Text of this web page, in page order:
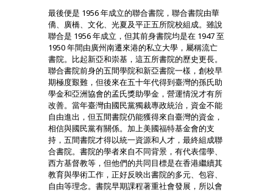
最後便是 1956 年成立的聯合書院，聯合書院由華
僑、廣橋、文化、光夏及平正五所院校組成。雖說
聯合是 1956 年成立，但其前身書院均是在 1947 至
1950 年間由廣州南遷來港的私立大學，屬稱流亡
書院。比起新亞和崇基，這五所書院的歷史更長。
聯合書院前身的五間學院和新亞書院一樣，創校早
期極度艱難，但後來在五十年代得到臺灣的孫氏助
學金和亞洲協會的孟氏獎助學金，營運情況才有所
改善。當年臺灣由國民黨獨裁專政統治，資金不能
自由進出，但五間書院仍能獲得來自臺灣的資金，
相信與國民黨有關係。加上美國福特基金會的支
持，五間書院才得以統一資源和人才，最終組成聯
合書院。書院的學者來自不同背景，有代表儒學、
西方基督教等，但他們的共同目標是在香港繼續其
教育與學術工作，正好反映出書院的多元、包容、
自由等理念。書院早期課程著重社會發展，所以會